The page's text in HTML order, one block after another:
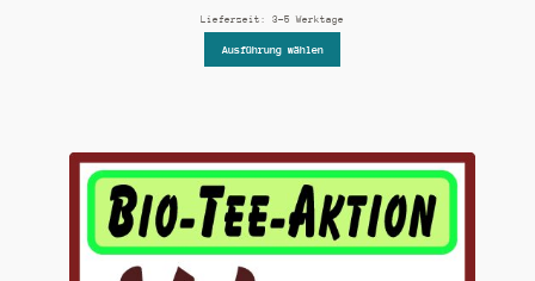
Lieferzeit: 3-5 Werktage
Ausführung wählen